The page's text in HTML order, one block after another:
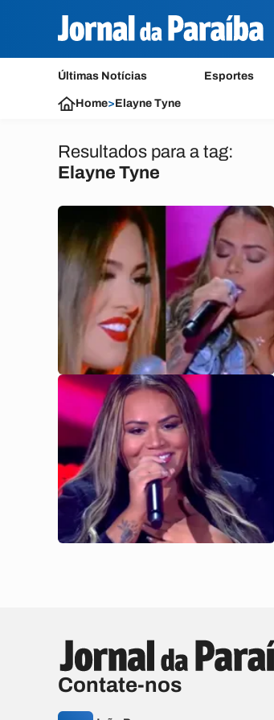
Últimas Notícias Esportes
Home>Elayne Tyne
Resultados para a tag:
Elayne Tyne
Contate-nos